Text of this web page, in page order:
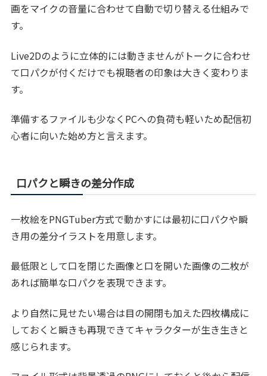
画をマイクの音量に合わせて自動で切り替える仕組みで
す。
Live2Dのように立体的には動きませんがトークに合わせ
て口パクが付くだけでも視聴者の印象は大きく変わりま
す。
準備するファイルも少なくPCへの負荷も軽いため配信初
心者に向いた始め方と言えます。
口パクと瞬きの差分作成
一枚絵をPNGTuber方式で動かすには最初に口パクや瞬
き用の差分イラストを用意します。
最低限として口を閉じた画像と口を開いた画像の二枚が
あれば簡単な口パクを表現できます。
より自然に見せたい場合は目の開閉も加えた四枚構成に
しておくと瞬きも再現できてキャラクターが生き生きと
感じられます。